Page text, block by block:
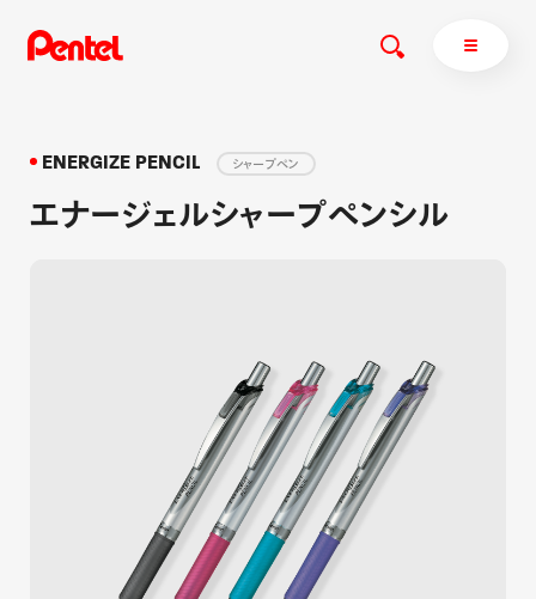
商品を探す
マーカー
シャープペン
消し具
ブラッシュ（筆）
画材
その他
ぺんてるについてトップ
メッセージ
採用情報
運営会社
ENERGIZE PENCIL シャープペン
エナージェルシャープペンシル